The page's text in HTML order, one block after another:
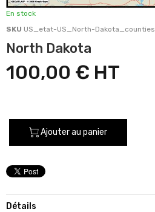
En stock
SKU US_etat-US_North-Dakota_counties
North Dakota
100,00 €
Ajouter au panier
Détails